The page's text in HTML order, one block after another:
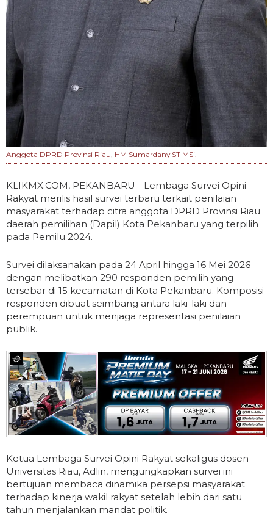
Anggota DPRD Provinsi Riau, HM Sumardany ST MSi.
KLIKMX.COM, PEKANBARU - Lembaga Survei Opini
Rakyat merilis hasil survei terbaru terkait penilaian
masyarakat terhadap citra anggota DPRD Provinsi Riau
daerah pemilihan (Dapil) Kota Pekanbaru yang terpilih
pada Pemilu 2024.
Survei dilaksanakan pada 24 April hingga 16 Mei 2026
dengan melibatkan 290 responden pemilih yang
tersebar di 15 kecamatan di Kota Pekanbaru. Komposisi
responden dibuat seimbang antara laki-laki dan
perempuan untuk menjaga representasi penilaian
publik.
Ketua Lembaga Survei Opini Rakyat sekaligus dosen
Universitas Riau, Adlin, mengungkapkan survei ini
bertujuan membaca dinamika persepsi masyarakat
terhadap kinerja wakil rakyat setelah lebih dari satu
tahun menjalankan mandat politik.